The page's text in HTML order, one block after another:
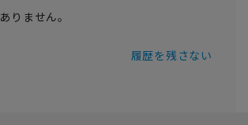
りません。
履歴を残さない